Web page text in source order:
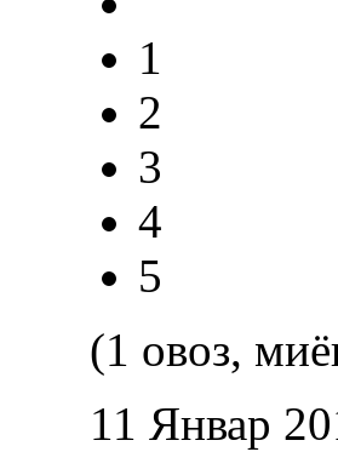
1
2
3
4
5
(1 овоз,
11 Январ